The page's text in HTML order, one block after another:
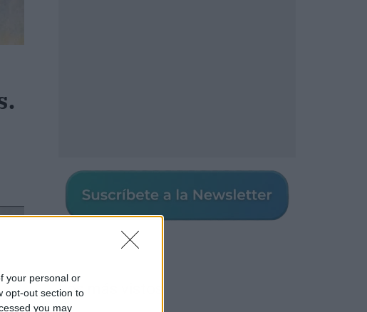
your personal or
opt-out section to
you may
Los más vistos